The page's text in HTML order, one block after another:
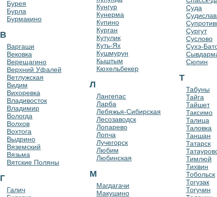
Бурея
Бурла
Бурмакино
В
Варгаши
Вековка
Верещагино
Верхний Уфалей
Ветлужская
Видим
Вихоревка
Владивосток
Владимир
Вологда
Волхов
Вохтога
Выдрино
Вяземский
Вязьма
Вятские Поляны
Г
Галич
Кунгур
Кунерма
Купино
Курган
Кутулик
Куть-Ях
Кушмурун
Кыштым
Кюхельбекер
Л
Лангепас
Ларба
Лебяжья-Сибирская
Лесозаводск
Лопарево
Лопча
Лучегорск
Любим
Любинская
М
Магдагачи
Макушино
Суда
Сургут
Суслово
Сухэ-
Сюпин
Т
Табуны
Тайга
Тайшет
Таксимо
Талица
Таловка
Таншан
Татарск
Тимлюй
Тихвин
Тобольск
Тогузак
Тогучин